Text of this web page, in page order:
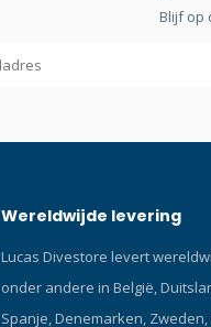
Blijf op
Wereldwijde levering
Lucas Divestore levert
onder andere in België,
Spanje, Denemarken, Zweden,